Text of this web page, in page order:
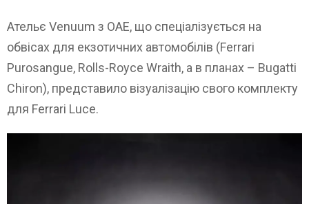
Ательє Venuum з ОАЕ, що спеціалізується на
обвісах для екзотичних автомобілів (Ferrari
Purosangue, Rolls-Royce Wraith, а в планах – Bugatti
Chiron), представило візуалізацію свого комплекту
для Ferrari Luce.